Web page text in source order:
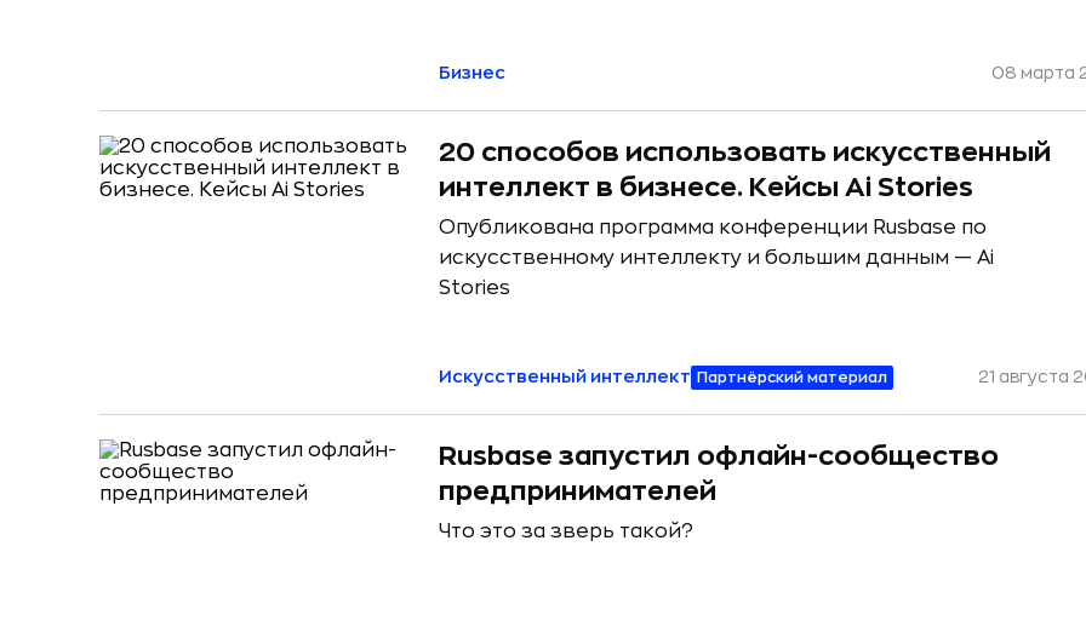
Бизнес 08 марта
20 способов использовать искусственный
интеллект в бизнесе. Кейсы Ai Stories
Опубликована программа конференции Rusbase по
искусственному интеллекту и большим данным — Ai
Stories
Искусственный интеллект Партнёрский материал 21 августа
Rusbase запустил офлайн-сообщество
предпринимателей
Что это за зверь такой?